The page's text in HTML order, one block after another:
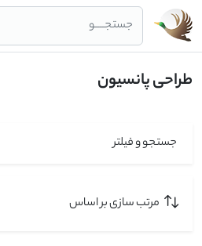
جستجــــو
طراحی پانسیون
جستجو و فیلتر
مرتب سازی بر اساس